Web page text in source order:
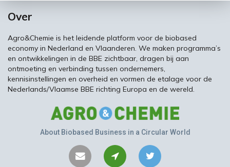
Over
Agro&Chemie is het leidende platform voor de biobased
economy in Nederland en Vlaanderen. We maken programma’s
en ontwikkelingen in de BBE zichtbaar, dragen bij aan
ontmoeting en verbinding tussen ondernemers,
kennisinstellingen en overheid en vormen de etalage voor de
Nederlands/Vlaamse BBE richting Europa en de wereld.
About Biobased Business in a Circular World